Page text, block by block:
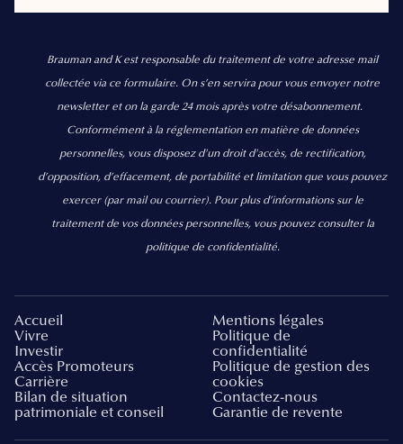
Brauman and K est responsable du traitement de votre adresse mail
collectée via ce formulaire. On s’en servira pour vous envoyer notre
newsletter et on la garde 24 mois après votre désabonnement.
Conformément à la réglementation en matière de données
personnelles, vous disposez d'un droit d'accès, de rectification,
d’opposition, d’effacement, de portabilité et limitation que vous pouvez
exercer (par mail ou courrier). Pour plus d’informations sur le
traitement de vos données personnelles, vous pouvez consulter la
politique de confidentialité.
Accueil
Vivre
Investir
Accès Promoteurs
Carrière
Bilan de situation
patrimoniale et conseil
Mentions légales
Politique de
confidentialité
Politique de gestion des
cookies
Contactez-nous
Garantie de revente